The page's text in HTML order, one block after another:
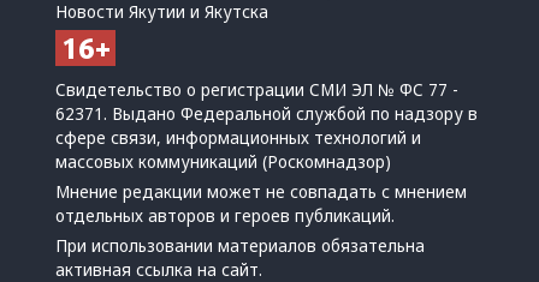
Новости Якутии и Якутска
Свидетельство о регистрации СМИ ЭЛ № ФС 77 -
62371. Выдано Федеральной службой по надзору в
сфере связи, информационных технологий и
массовых коммуникаций (Роскомнадзор)
Мнение редакции может не совпадать с мнением
отдельных авторов и героев публикаций.
При использовании материалов обязательна
активная ссылка на сайт.